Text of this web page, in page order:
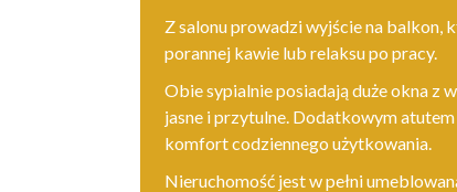
Z salonu prowadzi wyjście na balkon,
porannej kawie lub relaksu po pracy.
Obie sypialnie posiadają duże okna z
jasne i przytulne. Dodatkowym
komfort codziennego użytkowania.
Nieruchomość jest w pełni